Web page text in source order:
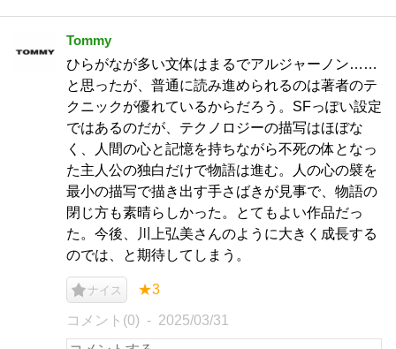
Tommy
ひらがなが多い文体はまるでアルジャーノン……
と思ったが、普通に読み進められるのは著者のテ
クニックが優れているからだろう。SFっぽい設定
ではあるのだが、テクノロジーの描写はほぼな
く、人間の心と記憶を持ちながら不死の体となっ
た主人公の独白だけで物語は進む。人の心の襞を
最小の描写で描き出す手さばきが見事で、物語の
閉じ方も素晴らしかった。とてもよい作品だっ
た。今後、川上弘美さんのように大きく成長する
のでは、と期待してしまう。
ナイス ★3
コメント(0) 2025/03/31